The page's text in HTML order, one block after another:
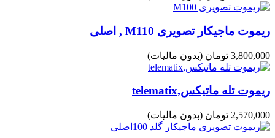
ریموت ماجیکار تصویری M110 , اصلی
3,800,000 تومان (بدون مالیات)
ریموت تله ماتیکس,telematix
2,570,000 تومان (بدون مالیات)